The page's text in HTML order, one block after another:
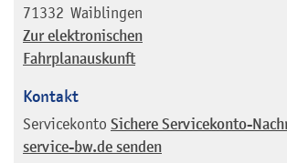
71332 Waiblingen
Zur elektronischen
Fahrplanauskunft
Kontakt
Servicekonto Sichere Servicekonto-
service-bw.de senden